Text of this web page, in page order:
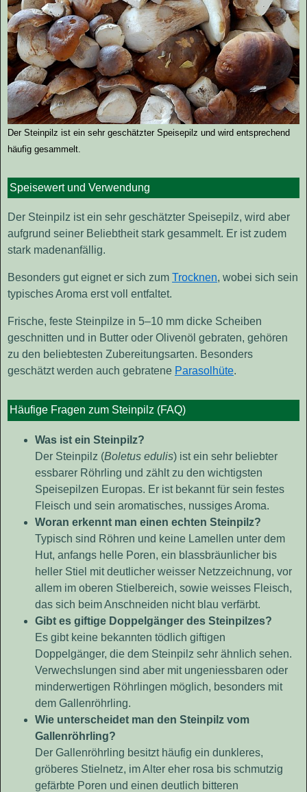
Der Steinpilz ist ein sehr geschätzter Speisepilz und wird entsprechend
häufig gesammelt.
Speisewert und Verwendung
Der Steinpilz ist ein sehr geschätzter Speisepilz, wird aber
aufgrund seiner Beliebtheit stark gesammelt. Er ist zudem
stark madenanfällig.
Besonders gut eignet er sich zum Trocknen, wobei sich sein
typisches Aroma erst voll entfaltet.
Frische, feste Steinpilze in 5–10 mm dicke Scheiben
geschnitten und in Butter oder Olivenöl gebraten, gehören
zu den beliebtesten Zubereitungsarten. Besonders
geschätzt werden auch gebratene Parasolhüte.
Häufige Fragen zum Steinpilz (FAQ)
Was ist ein Steinpilz?
Der Steinpilz (Boletus edulis) ist ein sehr beliebter
essbarer Röhrling und zählt zu den wichtigsten
Speisepilzen Europas. Er ist bekannt für sein festes
Fleisch und sein aromatisches, nussiges Aroma.
Woran erkennt man einen echten Steinpilz?
Typisch sind Röhren und keine Lamellen unter dem
Hut, anfangs helle Poren, ein blassbräunlicher bis
heller Stiel mit deutlicher weisser Netzzeichnung, vor
allem im oberen Stielbereich, sowie weisses Fleisch,
das sich beim Anschneiden nicht blau verfärbt.
Gibt es giftige Doppelgänger des Steinpilzes?
Es gibt keine bekannten tödlich giftigen
Doppelgänger, die dem Steinpilz sehr ähnlich sehen.
Verwechslungen sind aber mit ungeniessbaren oder
minderwertigen Röhrlingen möglich, besonders mit
dem Gallenröhrling.
Wie unterscheidet man den Steinpilz vom
Gallenröhrling?
Der Gallenröhrling besitzt häufig ein dunkleres,
gröberes Stielnetz, im Alter eher rosa bis schmutzig
gefärbte Poren und einen deutlich bitteren